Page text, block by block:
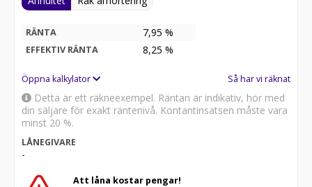
RÄNTA 7,95 %
EFFEKTIV RÄNTA 8,25 %
Öppna kalkylator Så har vi räknat
Detta är ett räkneexempel. Räntan är indikativ, hör med
din säljare för exakt räntenivå. Kontantinsatsen måste vara
minst 20 %.
LÅNEGIVARE
-
Att låna kostar pengar!